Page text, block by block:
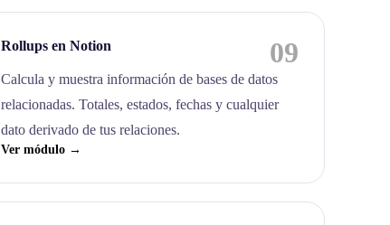
Rollups en Notion 09
Calcula y muestra información de bases de datos
relacionadas. Totales, estados, fechas y cualquier
dato derivado de tus relaciones.
Ver módulo →